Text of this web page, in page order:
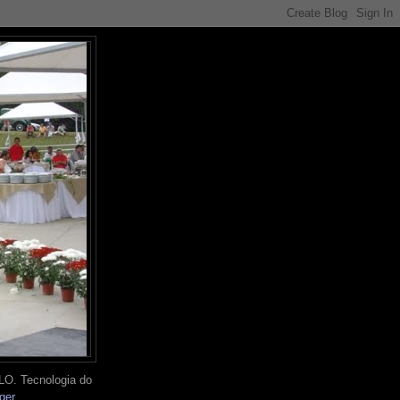
Tecnologia do
.